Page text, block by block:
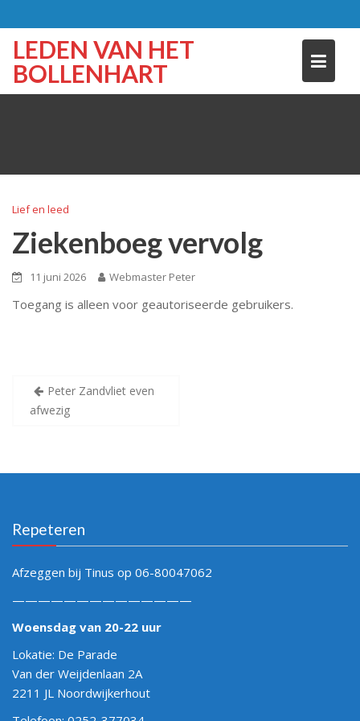
to
content
LEDEN VAN HET
BOLLENHART
Lief en leed
Ziekenboeg vervolg
11 juni 2026 Webmaster Peter
Toegang is alleen voor geautoriseerde gebruikers.
Bericht
navigatie
Peter Zandvliet even
afwezig
Repeteren
Afzeggen bij Tinus op 06-80047062
——————————————
Woensdag van 20-22 uur
Lokatie: De Parade
Van der Weijdenlaan 2A
2211 JL Noordwijkerhout